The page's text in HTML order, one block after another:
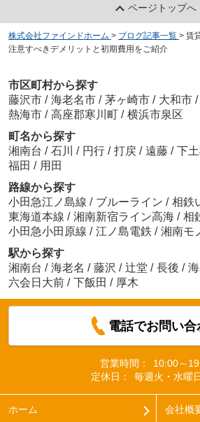
ページトップへ
株式会社ファインドホーム > ブログ記事一覧 > 賃
注意すべきデメリットと初期費用をご紹介
市区町村から探す
藤沢市 / 海老名市 / 茅ヶ崎市 / 大和市 /
熱海市 / 高座郡寒川町 / 横浜市泉区
町名から探す
湘南台 / 石川 / 円行 / 打戻 / 遠藤 / 下
福田 / 用田
路線から探す
小田急江ノ島線 / ブルーライン / 相鉄
東海道本線 / 湘南新宿ライン高海 / 相
小田急小田原線 / 江ノ島電鉄 / 湘南モ
駅から探す
湘南台 / 海老名 / 藤沢 / 辻堂 / 長後 /
六会日大前 / 下飯田 / 厚木
電話でお問い合
営業時間：
10:00～
定休日：
毎週火・水曜
ホーム 会社概